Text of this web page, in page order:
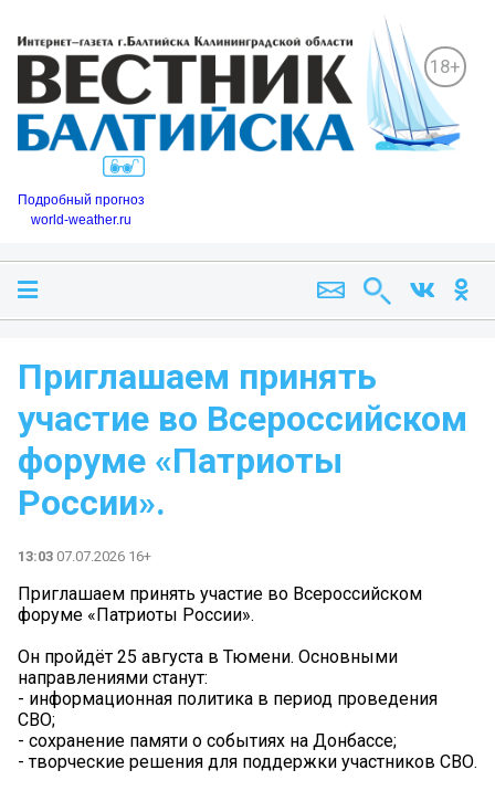
18+
Подробный прогноз
world-weather.ru
Приглашаем принять
участие во Всероссийском
форуме «Патриоты
России».
13:03 07.07.2026 16+
Приглашаем принять участие во Всероссийском
форуме «Патриоты России».
Он пройдёт 25 августа в Тюмени. Основными
направлениями станут:
- информационная политика в период проведения
СВО;
- сохранение памяти о событиях на Донбассе;
- творческие решения для поддержки участников СВО.